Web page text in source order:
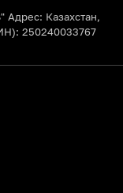
Адрес: Казахстан,
250240033767